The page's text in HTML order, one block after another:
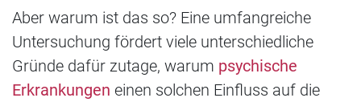
Aber warum ist das so? Eine umfangreiche
Untersuchung fördert viele unterschiedliche
Gründe dafür zutage, warum psychische
Erkrankungen einen solchen Einfluss auf die